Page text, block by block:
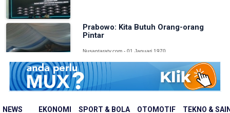
NEWS EKONOMI SPORT & BOLA OTOMOTIF TEKNO &
Prabowo: Kita Butuh Orang-orang
Pintar
Nusantaratv.com - 01 Januari 1970